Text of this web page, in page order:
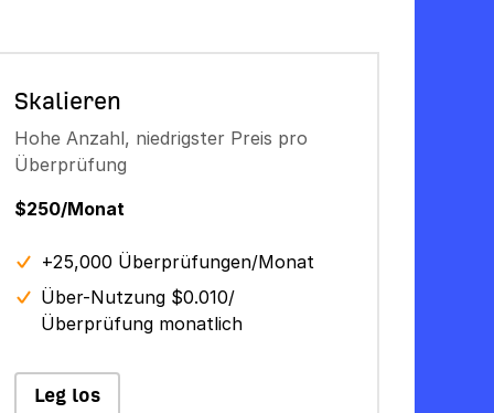
Skalieren
Hohe Anzahl, niedrigster Preis pro
Überprüfung
$250/Monat
+25,000 Überprüfungen/Monat
Über-Nutzung $0.010/
Überprüfung monatlich
Leg los